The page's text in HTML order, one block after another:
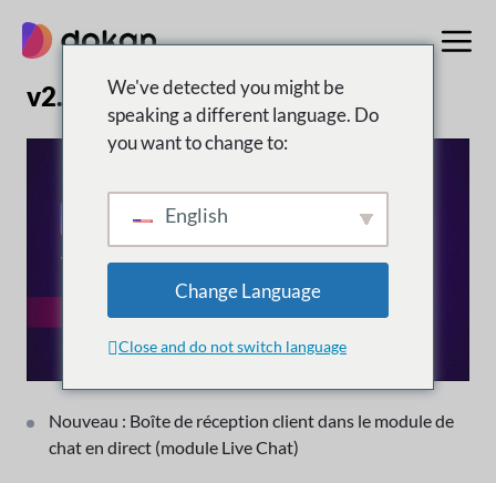
contenu
v2.8.3 | 19 juillet 2018
Nouveau : Boîte de réception client dans le module de
chat en direct (module Live Chat)
We've detected you might be
speaking a different language. Do
you want to change to:
English
Change Language
Close and do not switch language